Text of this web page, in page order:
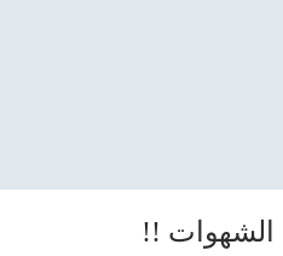
الشهوات !!